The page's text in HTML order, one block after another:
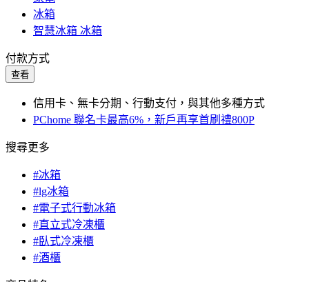
冰箱
智慧冰箱 冰箱
付款方式
查看
信用卡、無卡分期、行動支付，與其他多種方式
PChome 聯名卡最高6%，新戶再享首刷禮800P
搜尋更多
#冰箱
#lg冰箱
#電子式行動冰箱
#直立式冷凍櫃
#臥式冷凍櫃
#酒櫃